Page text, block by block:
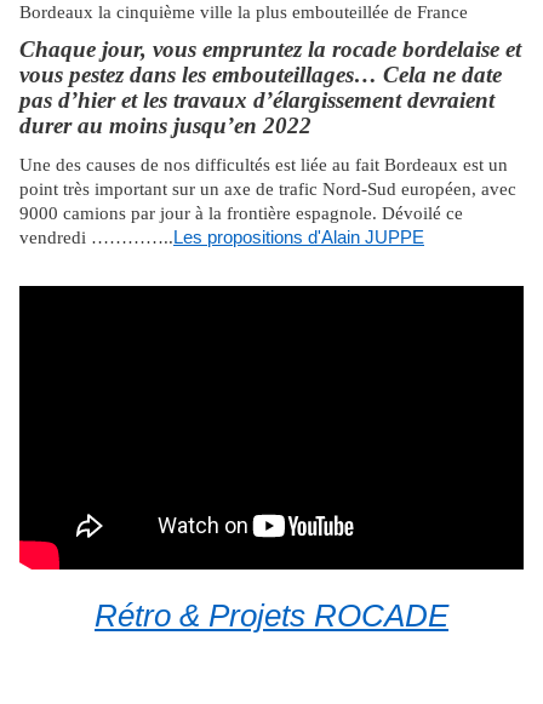
Bordeaux la cinquième ville la plus embouteillée de France
Chaque jour, vous empruntez la rocade bordelaise et
vous pestez dans les embouteillages… Cela ne date
pas d’hier et les travaux d’élargissement devraient
durer au moins jusqu’en 2022
Une des causes de nos difficultés est liée au fait Bordeaux est un
point très important sur un axe de trafic Nord-Sud européen, avec
9000 camions par jour à la frontière espagnole. Dévoilé ce
vendredi …………..Les propositions d'Alain JUPPE
Rétro & Projets ROCADE